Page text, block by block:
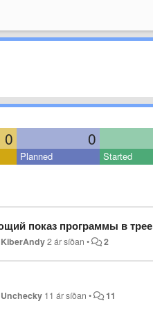
0 0
Planned Started
показ программы в трее
KiberAndy2 ár síðan • 2
Unchecky 11 ár síðan • 11